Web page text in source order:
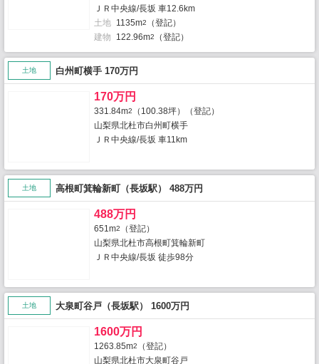
ＪＲ中央線/長坂 車12.6km
土地 1135m2
（登記）
建物
122.96m2 （登記）
土地 白州町横手 170万円
170万円
331.84m2
（100.38坪）（登記）
山梨県北杜市白州町横手
ＪＲ中央線/長坂 車11km
土地 高根町箕輪新町（長坂駅） 488万円
488万円
651m2
（登記）
山梨県北杜市高根町箕輪新町
ＪＲ中央線/長坂 徒歩98分
土地 大泉町谷戸（長坂駅） 1600万円
1600万円
1263.85m2
（登記）
山梨県北杜市大泉町谷戸